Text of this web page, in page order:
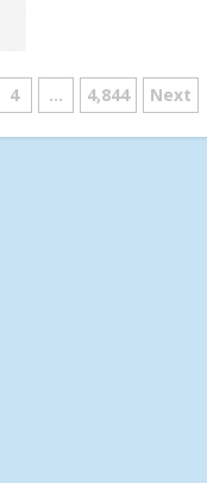
4 ... 4,844 Next